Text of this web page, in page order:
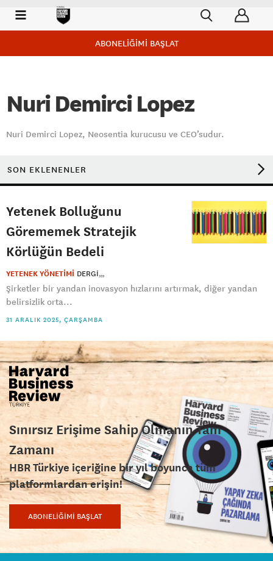
ABONELİĞİMİ BAŞLAT
Nuri Demirci Lopez
Nuri Demirci Lopez, Neosentia kurucusu ve CEO’sudur.
SON EKLENENLER
Yetenek Bolluğunu
Görememek Stratejik
Körlüğün Bedeli
YETENEK YÖNETİMİ DERGI
Şirketler bir yandan inovasyon hızlarını artırmak, diğer yandan
belirsizlik orta...
31 ARALIK 2025, ÇARŞAMBA
Sınırsız Erişime Sahip Olmanın Tam
Zamanı
HBR Türkiye içeriğine bir yıl boyunca tüm
platformlardan erişin!
ABONELİĞİMİ BAŞLAT